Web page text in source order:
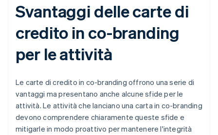
Svantaggi delle carte di
credito in co-branding
per le attività
Le carte di credito in co-branding offrono una serie di
vantaggi ma presentano anche alcune sfide per le
attività. Le attività che lanciano una carta in co-branding
devono comprendere chiaramente queste sfide e
mitigarle in modo proattivo per mantenere l'integrità